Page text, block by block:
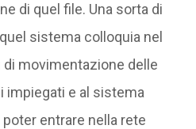
di quel file. Una sorta di
sistema colloquia nel
movimentazione delle
impiegati e al sistema
entrare nella rete